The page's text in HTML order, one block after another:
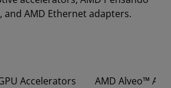
and AMD Ethernet adapters.
Accelerators AMD Alveo™